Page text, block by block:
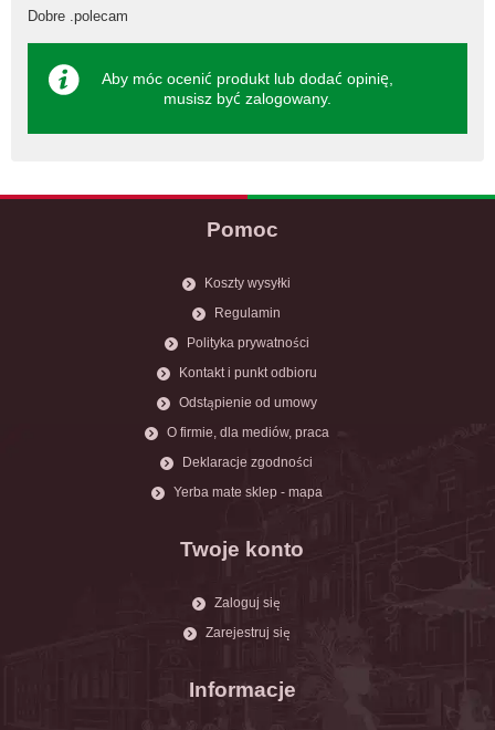
Dobre .polecam
Aby móc ocenić produkt lub dodać opinię,
musisz być zalogowany.
Pomoc
Koszty wysyłki
Regulamin
Polityka prywatności
Kontakt i punkt odbioru
Odstąpienie od umowy
O firmie, dla mediów, praca
Deklaracje zgodności
Yerba mate sklep - mapa
Twoje konto
Zaloguj się
Zarejestruj się
Informacje